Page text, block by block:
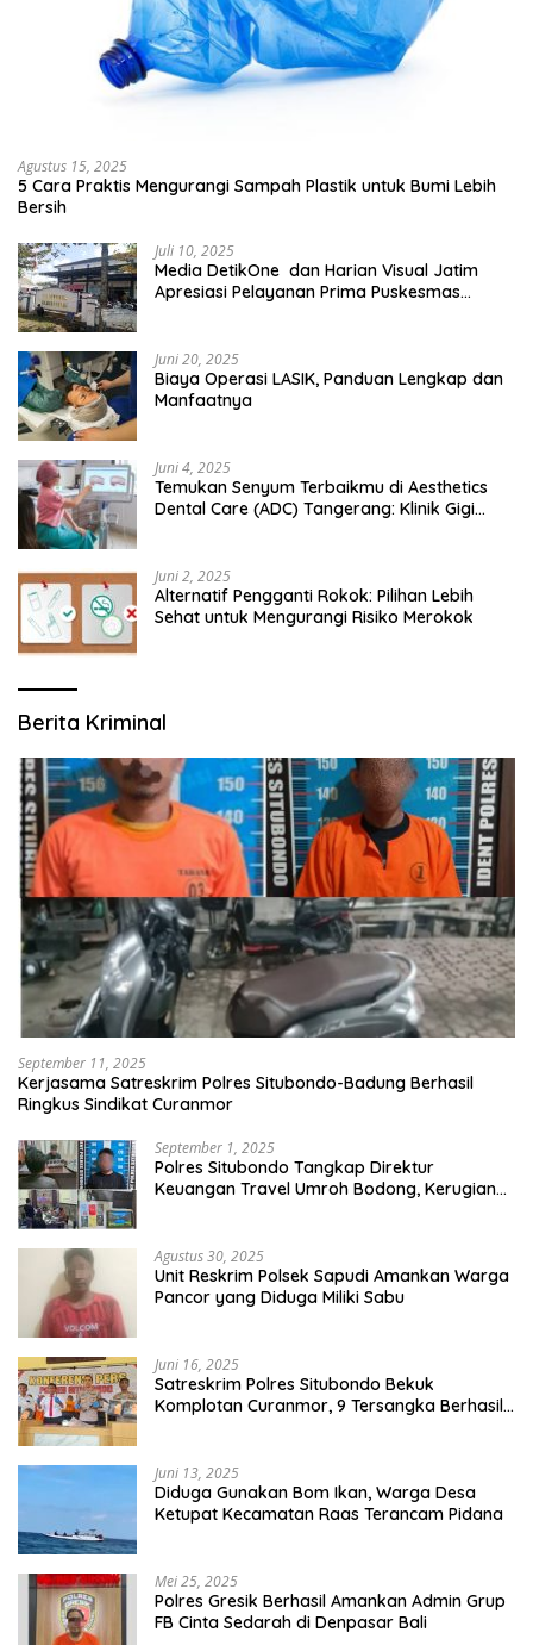
Agustus 15, 2025
5 Cara Praktis Mengurangi Sampah Plastik untuk Bumi Lebih
Bersih
Juli 10, 2025
Media DetikOne dan Harian Visual Jatim
Apresiasi Pelayanan Prima Puskesmas
Juni 20, 2025
Biaya Operasi LASIK, Panduan Lengkap dan
Manfaatnya
Juni 4, 2025
Temukan Senyum Terbaikmu di Aesthetics
Dental Care (ADC) Tangerang: Klinik Gigi
Juni 2, 2025
Alternatif Pengganti Rokok: Pilihan Lebih
Sehat untuk Mengurangi Risiko Merokok
Berita Kriminal
September 11, 2025
Kerjasama Satreskrim Polres Situbondo-Badung Berhasil
Ringkus Sindikat Curanmor
September 1, 2025
Polres Situbondo Tangkap Direktur
Keuangan Travel Umroh Bodong, Kerugian
Agustus 30, 2025
Unit Reskrim Polsek Sapudi Amankan Warga
Pancor yang Diduga Miliki Sabu
Juni 16, 2025
Satreskrim Polres Situbondo Bekuk
Komplotan Curanmor, 9 Tersangka Berhasil
Juni 13, 2025
Diduga Gunakan Bom Ikan, Warga Desa
Ketupat Kecamatan Raas Terancam Pidana
Mei 25, 2025
Polres Gresik Berhasil Amankan Admin Grup
FB Cinta Sedarah di Denpasar Bali